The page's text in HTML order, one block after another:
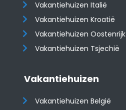
Vakantiehuizen Italië
Vakantiehuizen Kroatië
​​​​​​​Vakantiehuizen Oostenrijk
Vakantiehuizen Tsjechië
Vakantiehuizen
Vakantiehuizen België